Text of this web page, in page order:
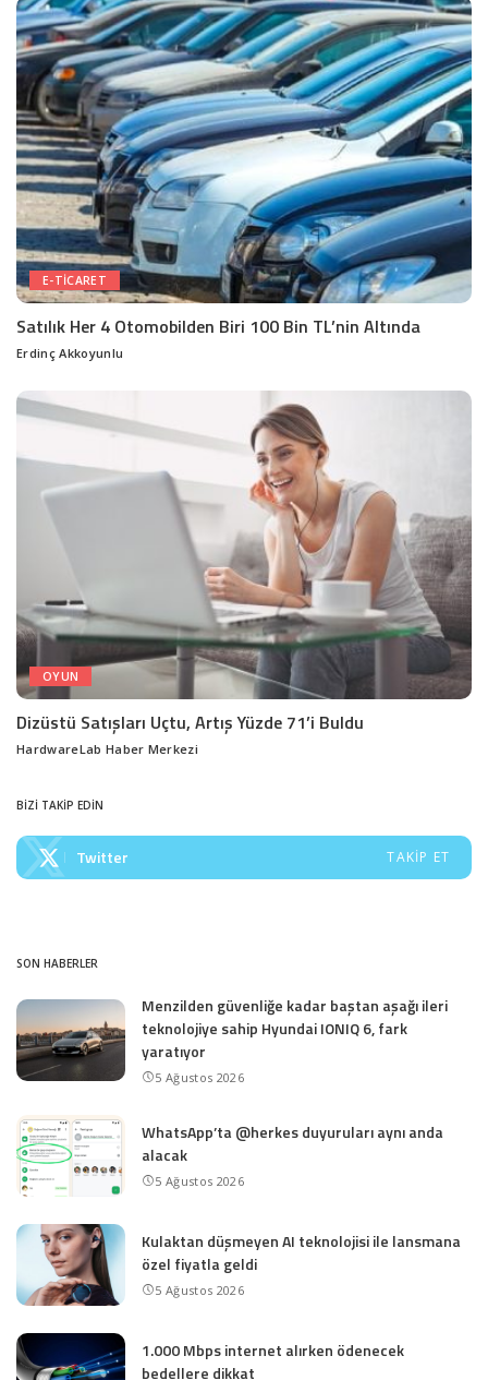
E-TICARET
Satılık Her 4 Otomobilden Biri 100 Bin TL’nin Altında
Posted
Erdinç Akkoyunlu
OYUN
Dizüstü Satışları Uçtu, Artış Yüzde 71’i Buldu
Posted
HardwareLab Haber Merkezi
BİZİ TAKİP EDİN
Twitter TAKIP ET
SON HABERLER
Menzilden güvenliğe kadar baştan aşağı ileri
teknolojiye sahip Hyundai IONIQ 6, fark
yaratıyor
5 Ağustos 2026
WhatsApp’ta @herkes duyuruları aynı anda
alacak
5 Ağustos 2026
Kulaktan düşmeyen AI teknolojisi ile lansmana
özel fiyatla geldi
5 Ağustos 2026
1.000 Mbps internet alırken ödenecek
bedellere dikkat